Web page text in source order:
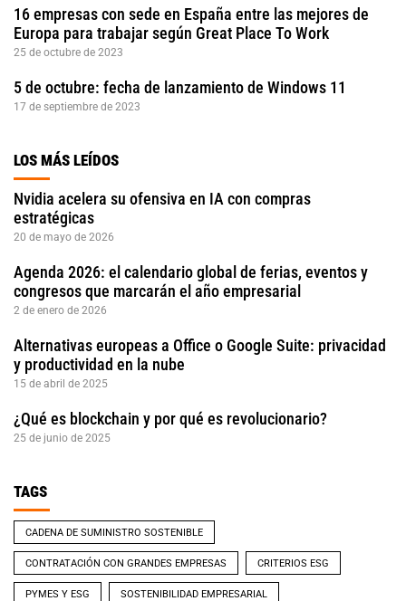
16 empresas con sede en España entre las mejores de
Europa para trabajar según Great Place To Work
25 de octubre de 2023
5 de octubre: fecha de lanzamiento de Windows 11
17 de septiembre de 2023
LOS MÁS LEÍDOS
Nvidia acelera su ofensiva en IA con compras
estratégicas
20 de mayo de 2026
Agenda 2026: el calendario global de ferias, eventos y
congresos que marcarán el año empresarial
2 de enero de 2026
Alternativas europeas a Office o Google Suite: privacidad
y productividad en la nube
15 de abril de 2025
¿Qué es blockchain y por qué es revolucionario?
25 de junio de 2025
TAGS
CADENA DE SUMINISTRO SOSTENIBLE
CONTRATACIÓN CON GRANDES EMPRESAS CRITERIOS ESG
PYMES Y ESG SOSTENIBILIDAD EMPRESARIAL